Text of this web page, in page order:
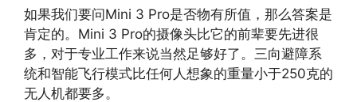
如果我们要问Mini 3 Pro是否物有所值，那么答案是
肯定的。Mini 3 Pro的摄像头比它的前辈要先进很
多，对于专业工作来说当然足够好了。三向避障系
统和智能飞行模式比任何人想象的重量小于250克的
无人机都要多。